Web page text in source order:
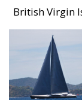
British Virgin